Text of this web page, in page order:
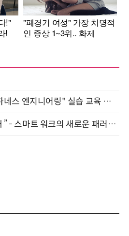
현업에서 바로 쓰는 "하네스 엔지니어링" 실습 교육 워크숍 8월 20일 개최
“AI와 함께 일하는 시대 ” - 스마트 워크의 새로운 패러다임 (9/11)